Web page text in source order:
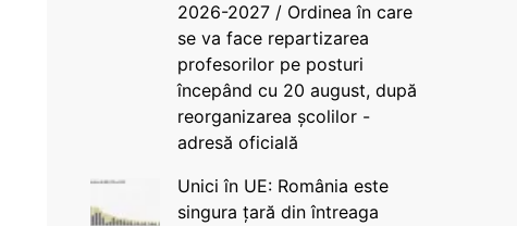
2026-2027 / Ordinea în care
se va face repartizarea
profesorilor pe posturi
începând cu 20 august, după
reorganizarea școlilor -
adresă oficială
Unici în UE: România este
singura țară din întreaga